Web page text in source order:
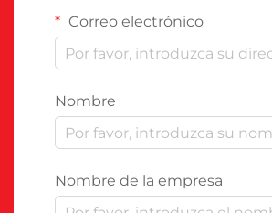
Correo electrónico
Nombre
Nombre de la empresa